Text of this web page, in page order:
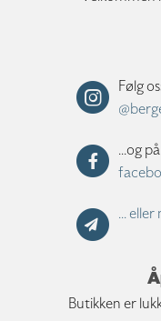
Følg
...og
...
Butikken er